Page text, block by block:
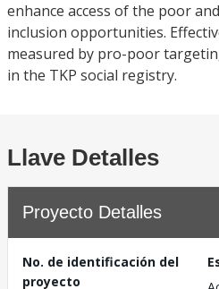
enhance access of the poor
inclusion opportunities.
measured by pro-poor
in the TKP social registry.
Llave Detalles
Proyecto Detalles
No. de identificación del
proyecto